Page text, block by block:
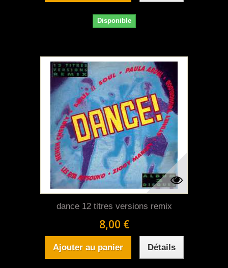
Disponible
dance 12 titres versions remix
8,00 €
Ajouter au panier Détails